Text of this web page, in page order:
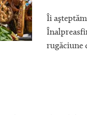
Îi
rugăciune